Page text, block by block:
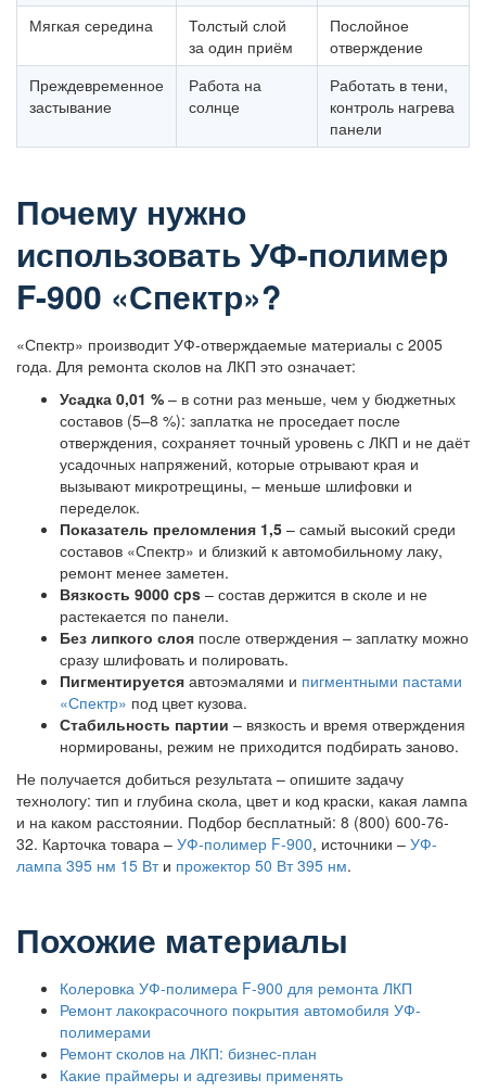
Мягкая середина
Толстый слой
за один приём
Послойное
отверждение
Преждевременное
застывание
Работа на
солнце
Работать в тени,
контроль нагрева
панели
Почему нужно
использовать УФ-полимер
F-900 «Спектр»?
«Спектр» производит УФ-отверждаемые материалы с 2005
года. Для ремонта сколов на ЛКП это означает:
Усадка 0,01 % – в сотни раз меньше, чем у бюджетных
составов (5–8 %): заплатка не проседает после
отверждения, сохраняет точный уровень с ЛКП и не даёт
усадочных напряжений, которые отрывают края и
вызывают микротрещины, – меньше шлифовки и
переделок.
Показатель преломления 1,5 – самый высокий среди
составов «Спектр» и близкий к автомобильному лаку,
ремонт менее заметен.
Вязкость 9000 cps – состав держится в сколе и не
растекается по панели.
Без липкого слоя после отверждения – заплатку можно
сразу шлифовать и полировать.
Пигментируется автоэмалями и пигментными пастами
«Спектр» под цвет кузова.
Стабильность партии – вязкость и время отверждения
нормированы, режим не приходится подбирать заново.
Не получается добиться результата – опишите задачу
технологу: тип и глубина скола, цвет и код краски, какая лампа
и на каком расстоянии. Подбор бесплатный: 8 (800) 600-76-
32. Карточка товара – УФ-полимер F-900, источники – УФ-
лампа 395 нм 15 Вти прожектор 50 Вт 395 нм.
Похожие материалы
Колеровка УФ-полимера F-900 для ремонта ЛКП
Ремонт лакокрасочного покрытия автомобиля УФ-
полимерами
Ремонт сколов на ЛКП: бизнес-план
Какие праймеры и адгезивы применять